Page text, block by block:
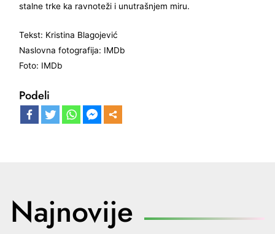
stalne trke ka ravnoteži i unutrašnjem miru.
Tekst: Kristina Blagojević
Naslovna fotografija: IMDb
Foto: IMDb
Podeli
Najnovije